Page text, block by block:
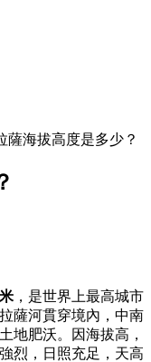
薩海拔高度是多少？
，是世界上最高城市
薩河貫穿境內，中南
地肥沃。因海拔高，
烈，日照充足，天高